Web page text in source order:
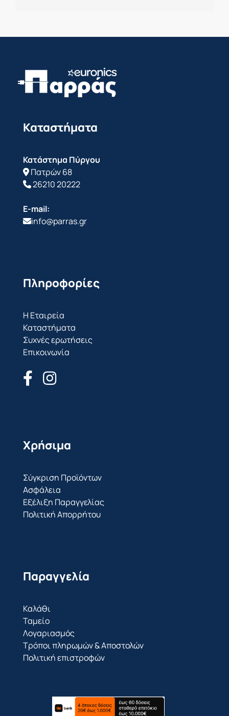
Καταστήματα
Κατάστημα Πύργου
Πατρών 68
26210 20222
E-mail:
info@parras.gr
Πληροφορίες
Η Εταιρεία
Καταστήματα
Συχνές ερωτήσεις
Επικοινωνία
Χρήσιμα
Σύγκριση Προϊόντων
Ασφάλεια
Εξέλιξη Παραγγελίας
Πολιτική Απορρήτου
Παραγγελία
Καλάθι
Ταμείο
Λογαριασμός
Τρόποι πληρωμών & Αποστολών
Πολιτική επιστροφών